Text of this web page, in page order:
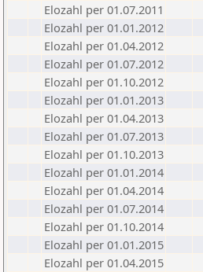
Elozahl per 01.07.2011
Elozahl per 01.01.2012
Elozahl per 01.04.2012
Elozahl per 01.07.2012
Elozahl per 01.10.2012
Elozahl per 01.01.2013
Elozahl per 01.04.2013
Elozahl per 01.07.2013
Elozahl per 01.10.2013
Elozahl per 01.01.2014
Elozahl per 01.04.2014
Elozahl per 01.07.2014
Elozahl per 01.10.2014
Elozahl per 01.01.2015
Elozahl per 01.04.2015